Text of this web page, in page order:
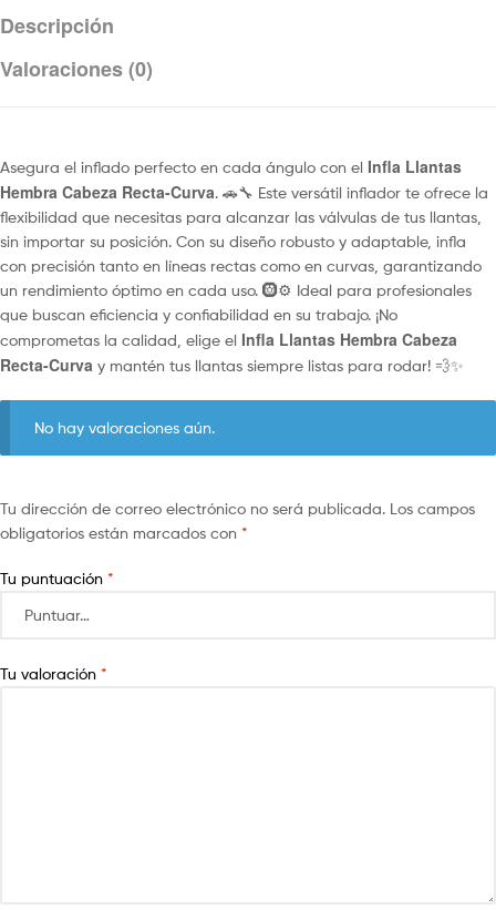
Descripción
Valoraciones (0)
Asegura el inflado perfecto en cada ángulo con el Infla Llantas
Hembra Cabeza Recta-Curva. 🚗🔧 Este versátil inflador te ofrece la
flexibilidad que necesitas para alcanzar las válvulas de tus llantas,
sin importar su posición. Con su diseño robusto y adaptable, infla
con precisión tanto en líneas rectas como en curvas, garantizando
un rendimiento óptimo en cada uso. 🛞⚙️ Ideal para profesionales
que buscan eficiencia y confiabilidad en su trabajo. ¡No
comprometas la calidad, elige el Infla Llantas Hembra Cabeza
Recta-Curva y mantén tus llantas siempre listas para rodar! 💨✨
No hay valoraciones aún.
Tu dirección de correo electrónico no será publicada. Los campos
obligatorios están marcados con *
Tu puntuación *
Tu valoración *